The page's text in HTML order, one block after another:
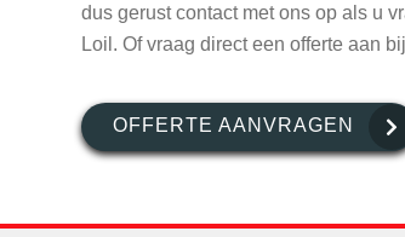
dus gerust contact met ons op als u
Loil. Of vraag direct een offerte aan
OFFERTE AANVRAGEN